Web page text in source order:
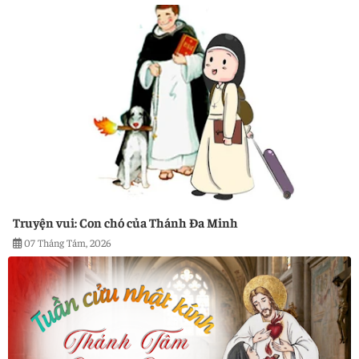
Truyện vui: Con chó của Thánh Đa Minh
07 Tháng Tám, 2026